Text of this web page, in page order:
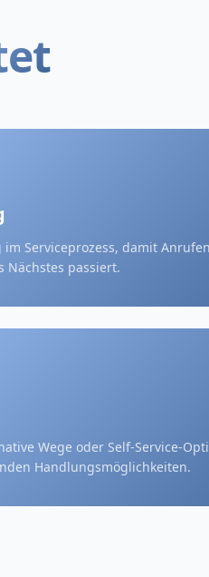
Serviceprozess, damit
Nächstes passiert.
Wege oder Self-Service-
Handlungsmöglichkeiten.